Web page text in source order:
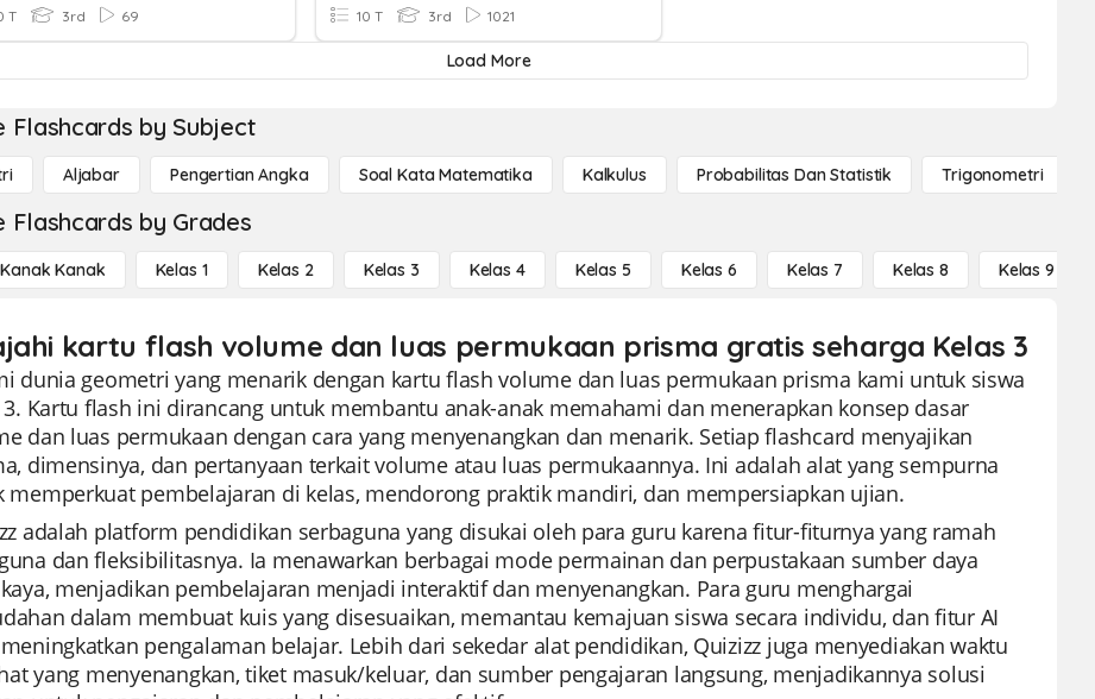
T 3rd 69 10 T 3rd 1021
Load More
Flashcards by Subject
Aljabar Pengertian Angka Soal Kata Matematika Kalkulus Probabilitas Dan Statistik Trigonometri
Flashcards by Grades
Kanak Kelas 1 Kelas 2 Kelas 3 Kelas 4 Kelas 5 Kelas 6 Kelas 7 Kelas 8 Kelas 9
kartu flash volume dan luas permukaan prisma gratis seharga Kelas 3
dunia geometri yang menarik dengan kartu flash volume dan luas permukaan prisma kami untuk siswa
3. Kartu flash ini dirancang untuk membantu anak-anak memahami dan menerapkan konsep dasar
dan luas permukaan dengan cara yang menyenangkan dan menarik. Setiap flashcard menyajikan
dimensinya, dan pertanyaan terkait volume atau luas permukaannya. Ini adalah alat yang sempurna
memperkuat pembelajaran di kelas, mendorong praktik mandiri, dan mempersiapkan ujian.
adalah platform pendidikan serbaguna yang disukai oleh para guru karena fitur-fiturnya yang ramah
dan fleksibilitasnya. Ia menawarkan berbagai mode permainan dan perpustakaan sumber daya
menjadikan pembelajaran menjadi interaktif dan menyenangkan. Para guru menghargai
dalam membuat kuis yang disesuaikan, memantau kemajuan siswa secara individu, dan fitur AI
pengalaman belajar. Lebih dari sekedar alat pendidikan, Quizizz juga menyediakan waktu
yang menyenangkan, tiket masuk/keluar, dan sumber pengajaran langsung, menjadikannya solusi